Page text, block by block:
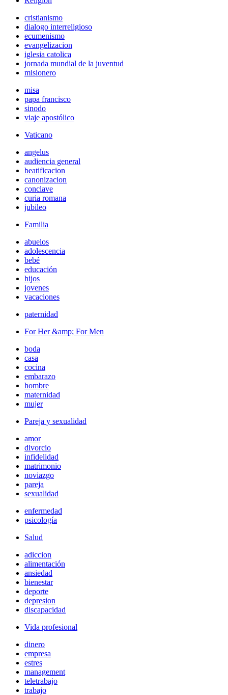
cristianismo
dialogo interreligioso
ecumenismo
evangelizacion
iglesia catolica
jornada mundial de la juventud
misionero
misa
papa francisco
sinodo
viaje apostólico
Vaticano
angelus
audiencia general
beatificacion
canonizacion
conclave
curia romana
jubileo
Familia
abuelos
adolescencia
bebé
educación
hijos
jovenes
vacaciones
paternidad
For Her &amp; For Men
boda
casa
cocina
embarazo
hombre
maternidad
mujer
Pareja y sexualidad
amor
divorcio
infidelidad
matrimonio
noviazgo
pareja
sexualidad
enfermedad
psicología
Salud
adiccion
alimentación
ansiedad
bienestar
deporte
depresion
discapacidad
Vida profesional
dinero
empresa
estres
management
teletrabajo
trabajo